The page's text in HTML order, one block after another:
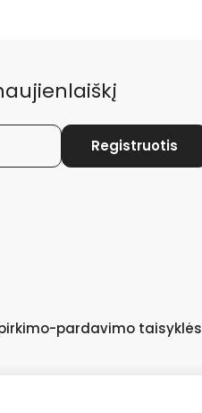
Registruotis
pardavimo taisyklės